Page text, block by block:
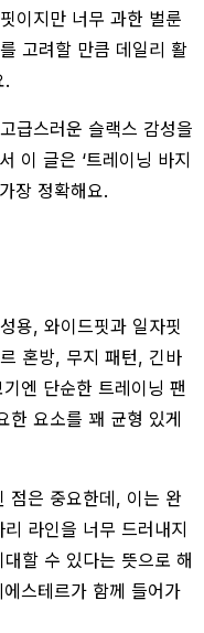
이지만 너무 과한 벌룬
고려할 만큼 데일리 활
.
급스러운 슬랙스 감성을
이 글은 ‘트레이닝 바지
장 정확해요.
용, 와이드핏과 일자핏
혼방, 무지 패턴, 긴바
엔 단순한 트레이닝 팬
한 요소를 꽤 균형 있게
점은 중요한데, 이는 완
라인을 너무 드러내지
할 수 있다는 뜻으로 해
스테르가 함께 들어가